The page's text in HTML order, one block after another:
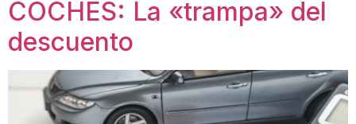
COCHES: La «trampa» del
descuento